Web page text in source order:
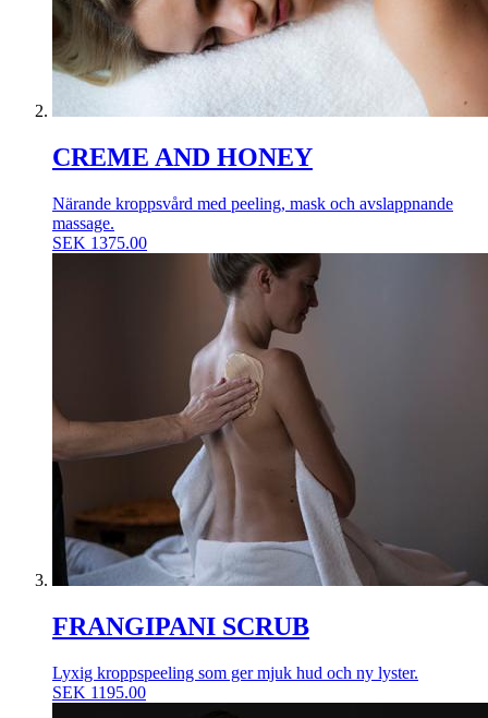
CREME AND HONEY
Närande kroppsvård med peeling, mask och avslappnande
massage.
SEK 1375.00
FRANGIPANI SCRUB
Lyxig kroppspeeling som ger mjuk hud och ny lyster.
SEK 1195.00